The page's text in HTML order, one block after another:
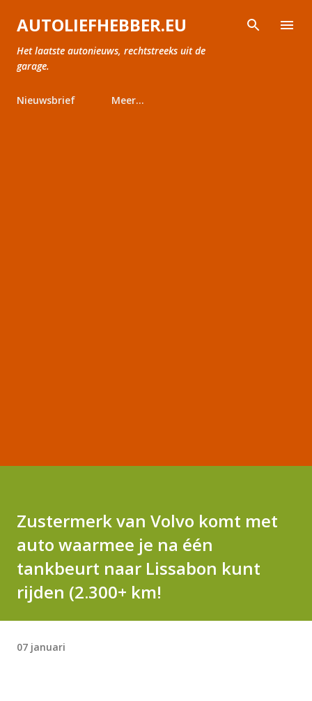
Doorgaan naar hoofdcontent
AUTOLIEFHEBBER.EU
Het laatste autonieuws, rechtstreeks uit de
garage.
Nieuwsbrief Meer…
Zustermerk van Volvo komt met
auto waarmee je na één
tankbeurt naar Lissabon kunt
rijden (2.300+ km!
07 januari